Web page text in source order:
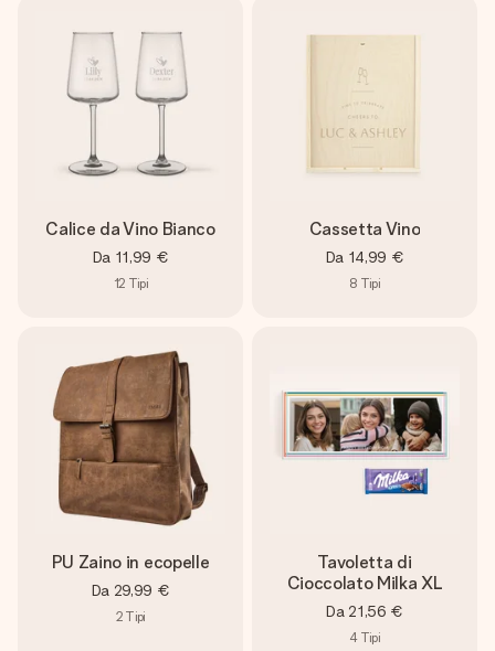
Calice da Vino Bianco
Da 11,99 €
12 Tipi
Cassetta Vino
Da 14,99 €
8 Tipi
PU Zaino in ecopelle
Da 29,99 €
2 Tipi
Tavoletta di
Cioccolato Milka XL
Da 21,56 €
4 Tipi